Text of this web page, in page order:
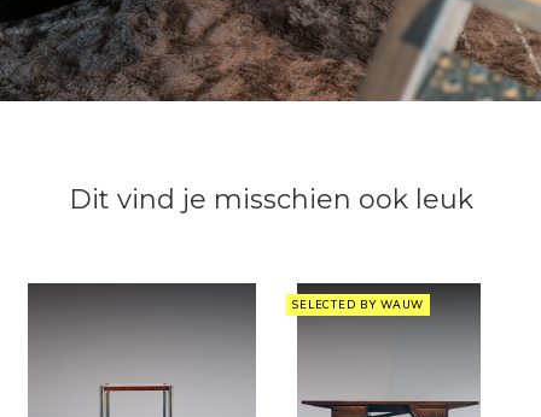
Dit vind je misschien ook leuk
SELECTED BY WAUW